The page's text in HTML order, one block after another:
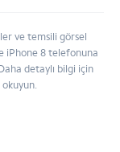
ve temsili görsel
iPhone 8 telefonuna
detaylı bilgi için